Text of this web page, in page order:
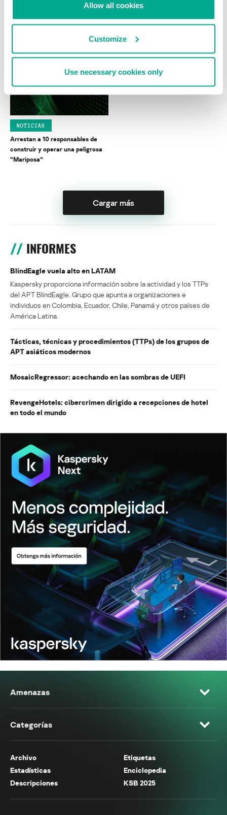
Allow all cookies
Customize
Use necessary cookies only
Gran Bretaña no juzgará al
NOTICIAS
Carberp-in-the-Mobile
NOTICIAS
Arrestan a 10 responsables de
construir y operar una peligrosa
“Mariposa”
Cargar más
INFORMES
BlindEagle vuela alto en LATAM
Kaspersky proporciona información sobre la actividad y los TTPs
del APT BlindEagle. Grupo que apunta a organizaciones e
individuos en Colombia, Ecuador, Chile, Panamá y otros países de
América Latina.
Tácticas, técnicas y procedimientos (TTPs) de los grupos de
APT asiáticos modernos
MosaicRegressor: acechando en las sombras de UEFI
RevengeHotels: cibercrimen dirigido a recepciones de hotel
en todo el mundo
Amenazas
Categorías
Archivo
Etiquetas
Estadísticas
Enciclopedia
Descripciones
KSB 2025